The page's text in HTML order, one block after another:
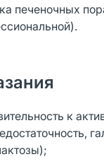
печеночных
к